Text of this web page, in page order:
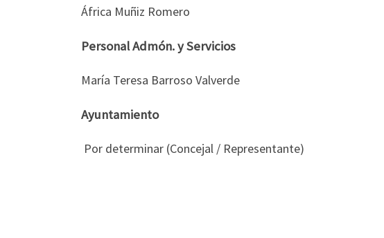
África Muñiz Romero
Personal Admón. y Servicios
María Teresa Barroso Valverde
Ayuntamiento
Por determinar (Concejal / Representante)